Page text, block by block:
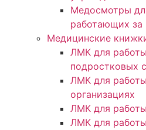
Медосмотры
работающих
Медицинские
ЛМК для
подростковых
ЛМК для
организациях
ЛМК для
ЛМК для